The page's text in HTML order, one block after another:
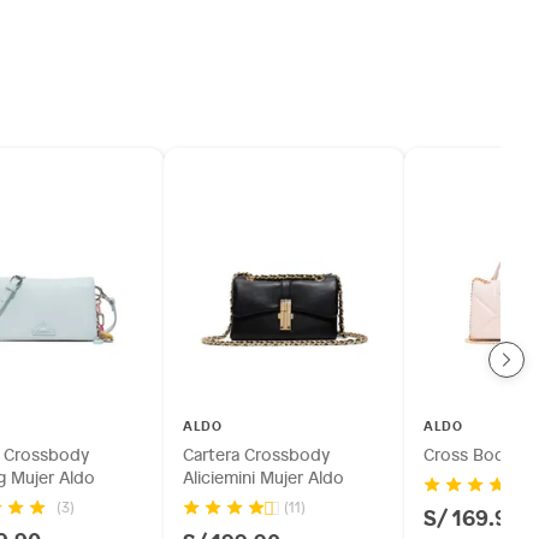
Crossbody
Mujer Aldo
(3)
ALDO
Cartera Crossbody
Aliciemini Mujer Aldo
(11)
ALDO
Cross Body
S/ 169.90